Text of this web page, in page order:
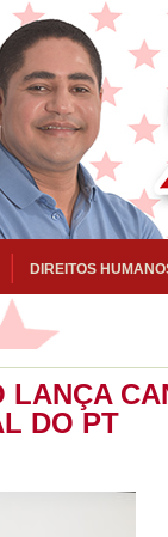
DIREITOS
LANÇA
DO PT